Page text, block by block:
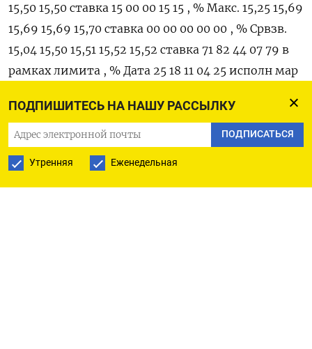
ПОДПИШИТЕСЬ НА НАШУ РАССЫЛКУ
ПОДПИСАТЬСЯ
Утренняя Еженедельная
15,50 15,50 ставка 15 00 00 15 15 , % Макс. 15,25 15,69
15,69 15,69 15,70 ставка 00 00 00 00 00 , % Срвзв.
15,04 15,50 15,51 15,52 15,52 ставка 71 82 44 07 79 в
рамках лимита , % Дата 25 18 11 04 25 исполн мар
1 ‌апр 25 18 11 04 исполн мар мар мар мар ения
второй части сделки